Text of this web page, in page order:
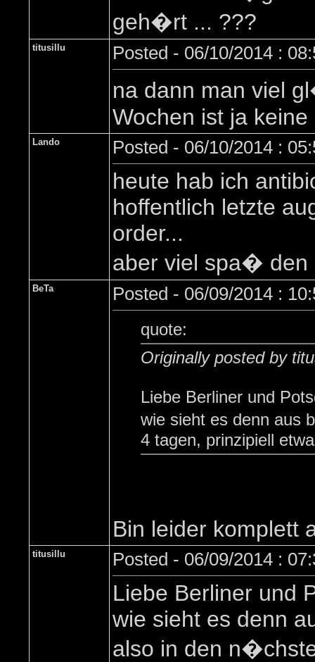
geh�rt ... ???
titusillu Posted - 06/10/2014 :
na dann man viel
Wochen ist ja
Lando Posted - 06/10/2014 :
heute hab ich
hoffentlich letzte
order...
aber viel spa� den
BeTa Posted - 06/09/2014 :
quote:
Originally posted by
Liebe Berliner und
wie sieht es denn aus
4 tagen, prinzipiell
Bin leider komplett
titusillu Posted - 06/09/2014 :
Liebe Berliner und
wie sieht es denn
also in den